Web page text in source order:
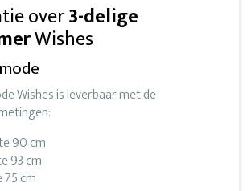
over3-delige
Wishes
Wishes is leverbaar met de
90 cm
93 cm
cm